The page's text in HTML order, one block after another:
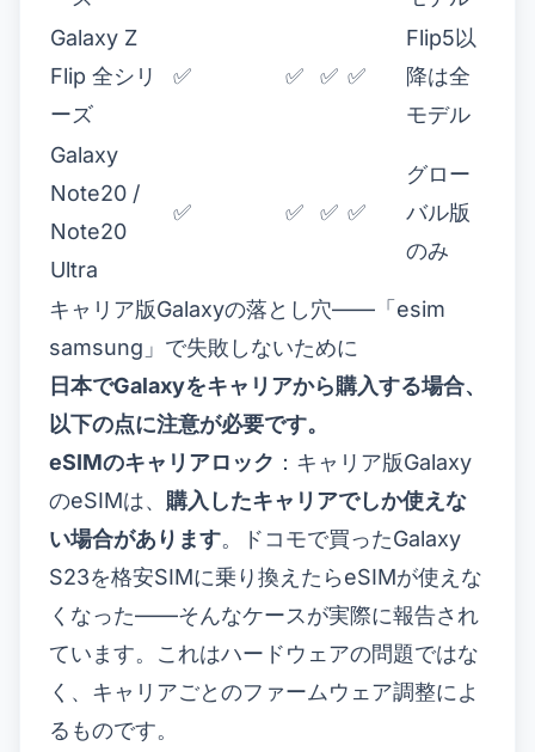
Galaxy Z
Flip 全シリ
ーズ
✅ ✅ ✅ ✅
Flip5以
降は全
モデル
Galaxy
Note20 /
Note20
Ultra
✅ ✅ ✅ ✅
グロー
バル版
のみ
キャリア版Galaxyの落とし穴——「esim
samsung」で失敗しないために
日本でGalaxyをキャリアから購入する場合、
以下の点に注意が必要です。
eSIMのキャリアロック ：キャリア版Galaxy
のeSIMは、 購入したキャリアでしか使えな
い場合があります。ドコモで買ったGalaxy
S23を格安SIMに乗り換えたらeSIMが使えな
くなった——そんなケースが実際に報告され
ています。これはハードウェアの問題ではな
く、キャリアごとのファームウェア調整によ
るものです。